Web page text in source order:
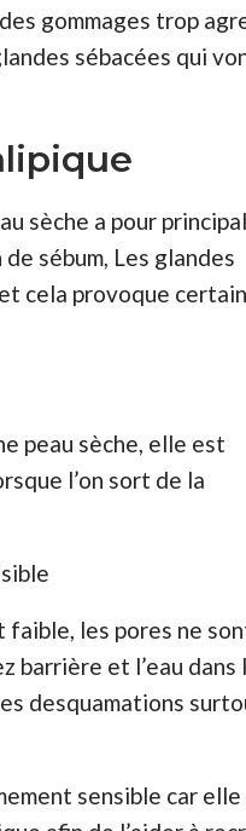
gommages trop
sébacées qui
sèche a pour principal
sébum, Les glandes
cela provoque
peau sèche, elle est
l’on sort de la
faible, les pores ne
barrière et l’eau dans
desquamations
sensible car